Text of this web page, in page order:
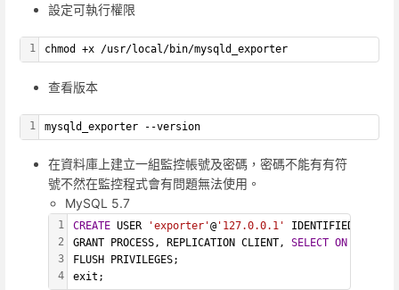
設定可執行權限
1 chmod +x /usr/local/bin/mysqld_exporter
查看版本
1 mysqld_exporter --version
在資料庫上建立一組監控帳號及密碼，密碼不能有有符
號不然在監控程式會有問題無法使用。
MySQL 5.7
1
2
3
4
CREATE USER 'exporter'@ '127.0.0.1' IDENTIFIED
GRANT PROCESS, REPLICATION CLIENT, SELECT ON
FLUSH PRIVILEGES;
exit;